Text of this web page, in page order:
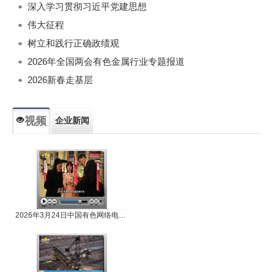
深入学习贯彻习近平党建思想
伟大征程
树立和践行正确政绩观
2026年全国两会有色金属行业专题报道
2026新春走基层
视频 企业新闻
2026年3月24日中国有色网络电视新闻